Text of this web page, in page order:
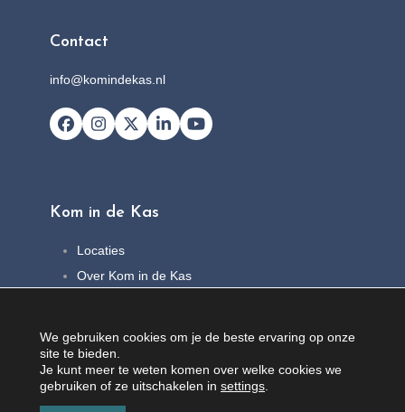
Contact
info@komindekas.nl
Facebook
Instagram
X LinkedInYouTube
Kom in de Kas
Locaties
Over Kom in de Kas
Contact
We gebruiken cookies om je de beste ervaring op onze
site te bieden.
Je kunt meer te weten komen over welke cookies we
gebruiken of ze uitschakelen in settings